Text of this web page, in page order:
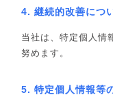
4. 継続的改善につ
当社は、特定個人情
努めます。
5. 特定個人情報等